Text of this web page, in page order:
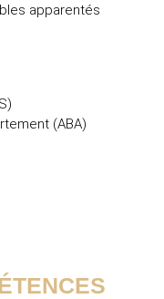
apparentés
(ABA)